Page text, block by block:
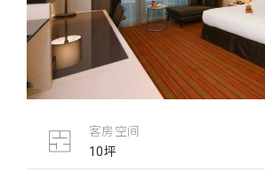
客房空间
10坪